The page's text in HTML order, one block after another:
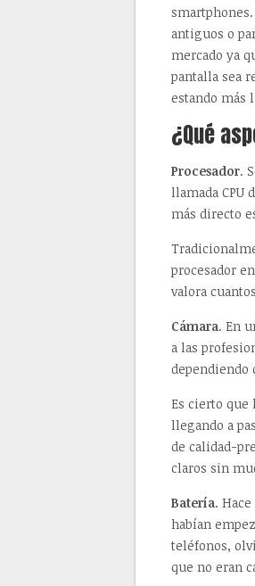
antiguos o
mercado ya
pantalla sea
estando más
¿Qué
Procesador.
llamada CPU
más directo
procesador
valora
Cámara. En
a las
dependiendo
Es cierto que
llegando a
de calidad-
claros sin
Batería.
habían
teléfonos,
que no eran